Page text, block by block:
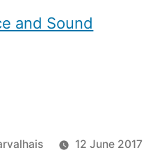
and Sound
12 June 2017